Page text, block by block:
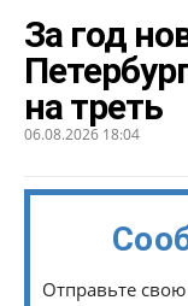
За год
на треть
06.08.2026 18:04
Отправьте